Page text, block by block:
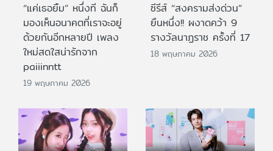
“แค่เธอยิ้ม” หนึ่งที ฉันก็
มองเห็นอนาคตที่เราจะอยู่
ด้วยกันอีกหลายปี เพลง
ใหม่สดใสน่ารักจาก
paiiinntt
19 พฤษภาคม 2026
ซีรีส์ “สงครามส่งด่วน”
ยืนหนึ่ง!! ผงาดคว้า 9
รางวัลนาฏราช ครั้งที่ 17
18 พฤษภาคม 2026